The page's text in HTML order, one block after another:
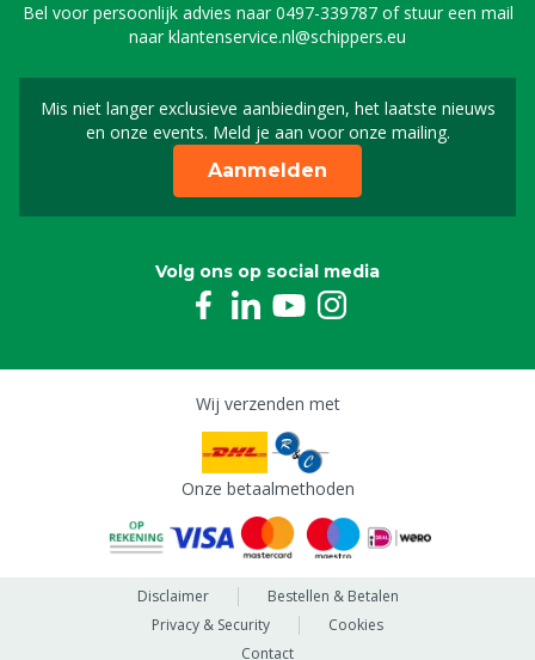
Bel voor persoonlijk advies naar0497-339787of stuur een mail
naarklantenservice.nl@schippers.eu
Mis niet langer exclusieve aanbiedingen, het laatste nieuws
en onze events. Meld je aan voor onze mailing.
Schrijf je in voor onze
Aanmelden
Volg ons op social media
Wij verzenden met
Onze betaalmethoden
Disclaimer
Bestellen & Betalen
Privacy & Security
Cookies
Contact